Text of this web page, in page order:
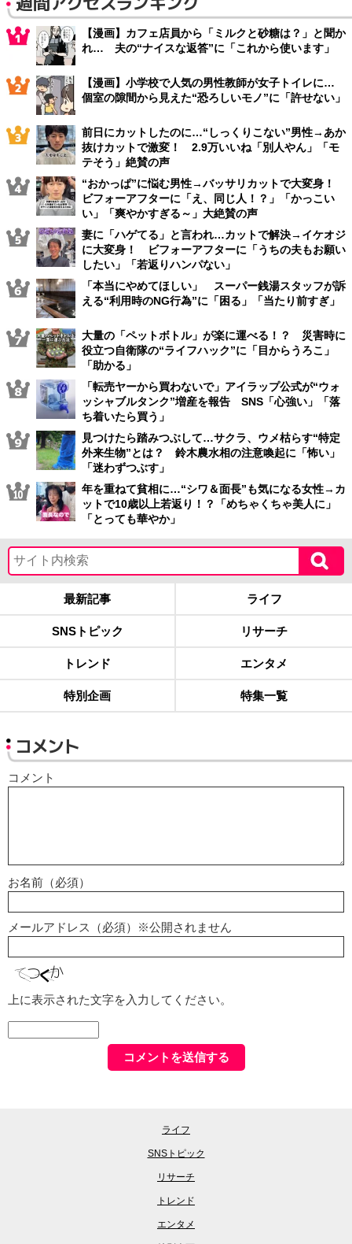
【漫画】カフェ店員から「ミルクと砂糖は？」と聞か
れ… 夫の“ナイスな返答”に「これから使います」
【漫画】小学校で人気の男性教師が女子トイレに…
個室の隙間から見えた“恐ろしいモノ”に「許せない」
前日にカットしたのに…“しっくりこない”男性→あか
抜けカットで激変！ 2.9万いいね「別人やん」「モ
テそう」絶賛の声
“おかっぱ”に悩む男性→バッサリカットで大変身！
ビフォーアフターに「え、同じ人！？」「かっこい
い」「爽やかすぎる～」大絶賛の声
妻に「ハゲてる」と言われ…カットで解決→イケオジ
に大変身！ ビフォーアフターに「うちの夫もお願い
したい」「若返りハンパない」
「本当にやめてほしい」 スーパー銭湯スタッフが訴
える“利用時のNG行為”に「困る」「当たり前すぎ」
大量の「ペットボトル」が楽に運べる！？ 災害時に
役立つ自衛隊の“ライフハック”に「目からうろこ」
「助かる」
「転売ヤーから買わないで」アイラップ公式が“ウォ
ッシャブルタンク”増産を報告 SNS「心強い」「落
ち着いたら買う」
見つけたら踏みつぶして…サクラ、ウメ枯らす“特定
外来生物”とは？ 鈴木農水相の注意喚起に「怖い」
「迷わずつぶす」
年を重ねて貧相に…“シワ＆面長”も気になる女性→カ
ットで10歳以上若返り！？「めちゃくちゃ美人に」
「とっても華やか」
最新記事 ライフ
SNSトピック リサーチ
トレンド エンタメ
特別企画 特集一覧
コメント
コメント
お名前（必須）
メールアドレス（必須）※公開されません
上に表示された文字を入力してください。
ライフ
SNSトピック
リサーチ
トレンド
エンタメ